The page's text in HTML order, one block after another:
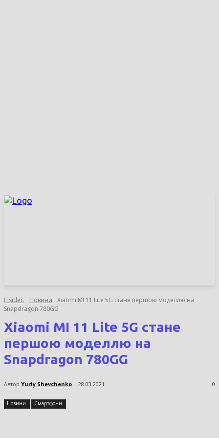
ITsider. Новини
Xiaomi MI 11 Lite 5G стане першою моделлю на
Snapdragon 780GG
Xiaomi MI 11 Lite 5G стане
першою моделлю на
Snapdragon 780GG
Автор Yuriy Shevchenko 28.03.2021 0
Новини Смартфони